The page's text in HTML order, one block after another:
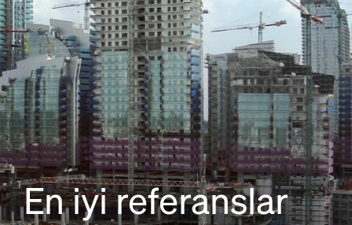
En iyi referanslar